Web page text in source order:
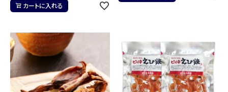
カートに入れる